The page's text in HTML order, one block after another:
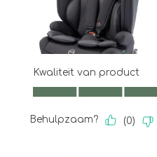
Kwaliteit van product
Kwaliteit van product,
Behulpzaam? (0)